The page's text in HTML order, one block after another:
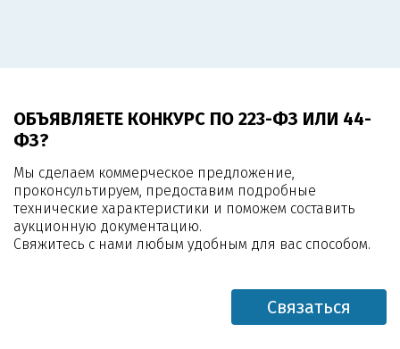
ОБЪЯВЛЯЕТЕ КОНКУРС ПО 223-ФЗ ИЛИ 44-
ФЗ?
Мы сделаем коммерческое предложение,
проконсультируем, предоставим подробные
технические характеристики и поможем составить
аукционную документацию.
Свяжитесь с нами любым удобным для вас способом.
Связаться